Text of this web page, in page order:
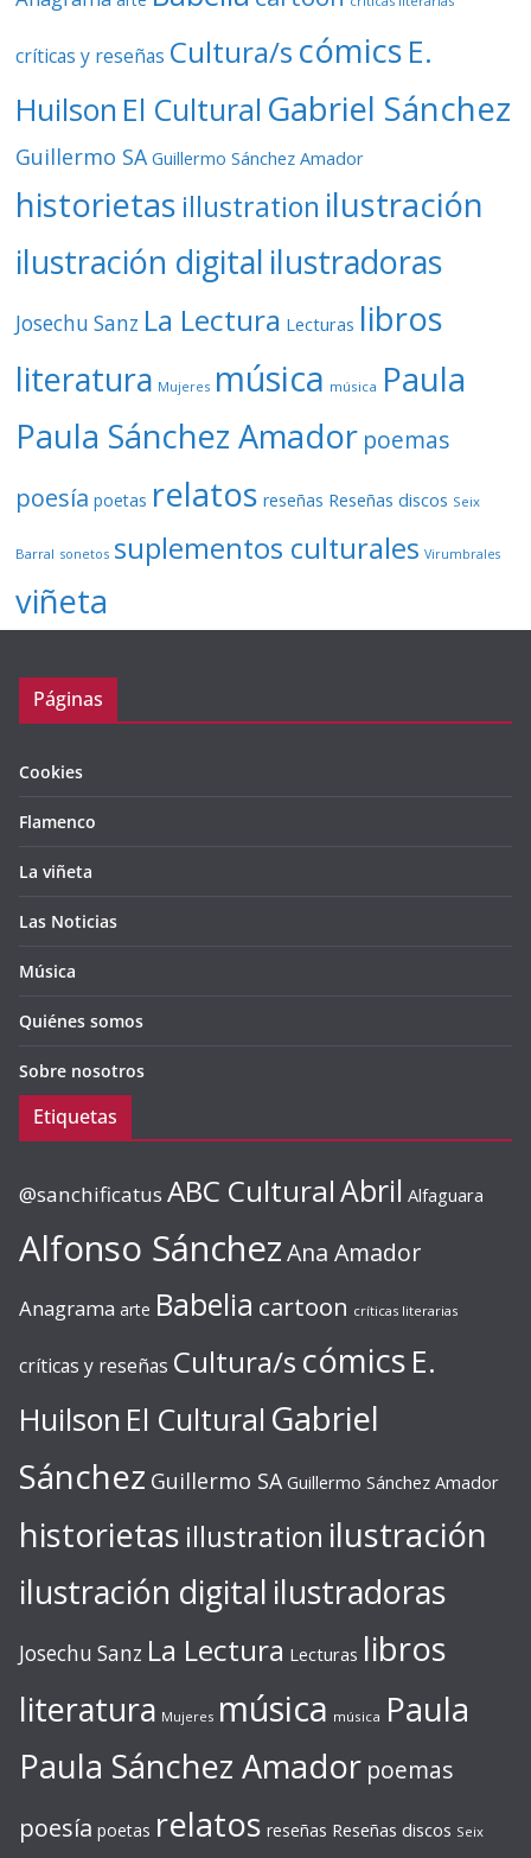
críticas y reseñas Cultura/s cómics E.
Huilson El Cultural Gabriel Sánchez
Guillermo SA Guillermo Sánchez Amador
historietas illustration ilustración
ilustración digital ilustradoras
Josechu Sanz La Lectura Lecturas libros
literatura Mujeres música música Paula
Paula Sánchez Amador poemas
poesía poetas relatos reseñas Reseñas discos Seix
Barral sonetos suplementos culturales Virumbrales
viñeta
Páginas
Cookies
Flamenco
La viñeta
Las Noticias
Música
Quiénes somos
Sobre nosotros
Etiquetas
@sanchificatus ABC CulturalAbril Alfaguara
Alfonso SánchezAna Amador
Anagrama arte Babelia cartoon críticas literarias
críticas y reseñas Cultura/s cómics E.
Huilson El Cultural Gabriel
Sánchez Guillermo SA Guillermo Sánchez Amador
historietas illustration ilustración
ilustración digital ilustradoras
Josechu Sanz La Lectura Lecturas libros
literatura Mujeres música música Paula
Paula Sánchez Amador poemas
poesía poetas relatos reseñas Reseñas discos Seix